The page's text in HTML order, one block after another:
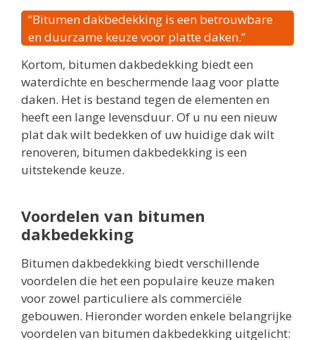
“Bitumen dakbedekking is een betrouwbare
en duurzame keuze voor platte daken.”
Kortom, bitumen dakbedekking biedt een
waterdichte en beschermende laag voor platte
daken. Het is bestand tegen de elementen en
heeft een lange levensduur. Of u nu een nieuw
plat dak wilt bedekken of uw huidige dak wilt
renoveren, bitumen dakbedekking is een
uitstekende keuze.
Voordelen van bitumen
dakbedekking
Bitumen dakbedekking biedt verschillende
voordelen die het een populaire keuze maken
voor zowel particuliere als commerciële
gebouwen. Hieronder worden enkele belangrijke
voordelen van bitumen dakbedekking uitgelicht: